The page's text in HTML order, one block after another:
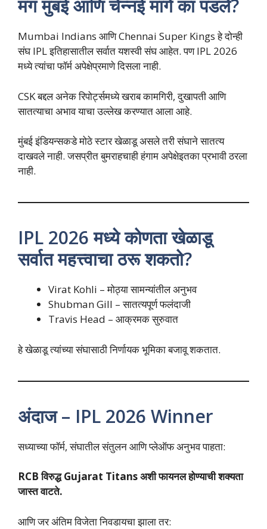
मग मुंबई आणि चेन्नई मागे का पडले?
Mumbai Indians आणि Chennai Super Kings हे दोन्ही
संघ IPL इतिहासातील सर्वात यशस्वी संघ आहेत. पण IPL 2026
मध्ये त्यांचा फॉर्म अपेक्षेप्रमाणे दिसला नाही.
CSK बद्दल अनेक रिपोर्ट्समध्ये खराब कामगिरी, दुखापती आणि
सातत्याचा अभाव याचा उल्लेख करण्यात आला आहे.
मुंबई इंडियन्सकडे मोठे स्टार खेळाडू असले तरी संघाने सातत्य
दाखवले नाही. जसप्रीत बुमराहचाही हंगाम अपेक्षेइतका प्रभावी ठरला
नाही.
IPL 2026 मध्ये कोणता खेळाडू
सर्वात महत्त्वाचा ठरू शकतो?
Virat Kohli – मोठ्या सामन्यांतील अनुभव
Shubman Gill – सातत्यपूर्ण फलंदाजी
Travis Head – आक्रमक सुरुवात
हे खेळाडू त्यांच्या संघासाठी निर्णायक भूमिका बजावू शकतात.
अंदाज – IPL 2026 Winner
सध्याच्या फॉर्म, संघातील संतुलन आणि प्लेऑफ अनुभव पाहता:
RCB विरुद्ध Gujarat Titans अशी फायनल होण्याची शक्यता
जास्त वाटते.
आणि जर अंतिम विजेता निवडायचा झाला तर: